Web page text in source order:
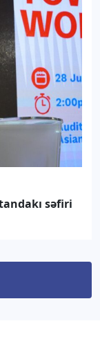
səfiri